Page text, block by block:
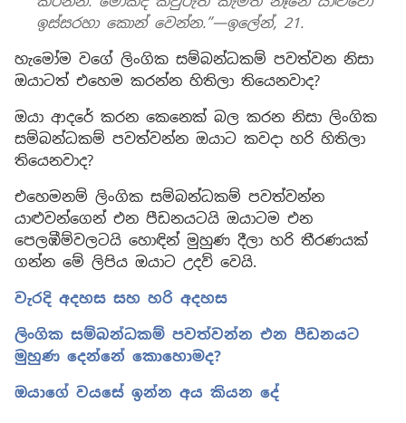
ඉස්සරහා කොන් වෙන්න.”—ඉලේන්, 21.
හැමෝම වගේ ලිංගික සම්බන්ධකම් පවත්වන නිසා
ඔයාටත් එහෙම කරන්න හිතිලා තියෙනවාද?
ඔයා ආදරේ කරන කෙනෙක් බල කරන නිසා ලිංගික
සම්බන්ධකම් පවත්වන්න ඔයාට කවදා හරි හිතිලා
තියෙනවාද?
එහෙමනම් ලිංගික සම්බන්ධකම් පවත්වන්න
යාළුවන්ගෙන් එන පීඩනයටයි ඔයාටම එන
පෙලඹීම්වලටයි හොඳින් මුහුණ දීලා හරි තීරණයක්
ගන්න මේ ලිපිය ඔයාට උදව් වෙයි.
වැරදි අදහස සහ හරි අදහස
ලිංගික සම්බන්ධකම් පවත්වන්න එන පීඩනයට
මුහුණ දෙන්නේ කොහොමද?
ඔයාගේ වයසේ ඉන්න අය කියන දේ